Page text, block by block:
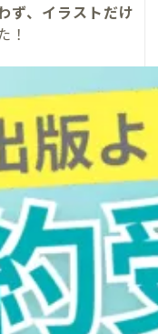
ず、イラストだけ
！